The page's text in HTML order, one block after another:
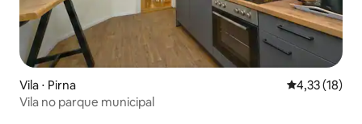
Vila ⋅ Pirna 4,33 de uma
4,33 (18)
Vila no parque municipal